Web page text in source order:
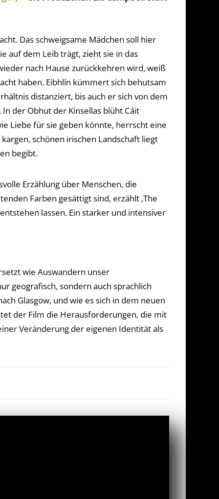
Das schweigsame Mädchen soll hier
auf dem Leib trägt, zieht sie in das
nach Hause zurückkehren wird, weiß
haben. Eibhlín kümmert sich behutsam
distanziert, bis auch er sich von dem
der Obhut der Kinsellas blüht Cáit
Liebe für sie geben könnte, herrscht eine
schönen irischen Landschaft liegt
begibt.
Erzählung über Menschen, die
Farben gesättigt sind, erzählt ‚The
lassen. Ein starker und intensiver
wie Auswandern unser
geografisch, sondern auch sprachlich
Glasgow, und wie es sich in dem neuen
der Film die Herausforderungen, die mit
Veränderung der eigenen Identität als